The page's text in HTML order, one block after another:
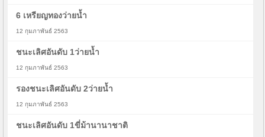
6 เหรียญทองว่ายน้ำ
12 กุมภาพันธ์ 2563
ชนะเลิศอันดับ 1ว่ายน้ำ
12 กุมภาพันธ์ 2563
รองชนะเลิศอันดับ 2ว่ายน้ำ
12 กุมภาพันธ์ 2563
ชนะเลิศอันดับ 1ขี่ม้านานาชาติ